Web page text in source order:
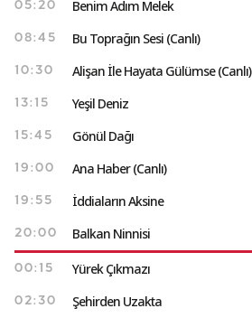
05:20 Benim Adım Melek
08:45 Bu Toprağın Sesi (Canlı)
10:30 Alişan İle Hayata Gülümse (Canlı)
13:15 Yeşil Deniz
15:45 Gönül Dağı
19:00 Ana Haber (Canlı)
19:55 İddiaların Aksine
20:00 Balkan Ninnisi
00:15 Yürek Çıkmazı
02:30 Şehirden Uzakta